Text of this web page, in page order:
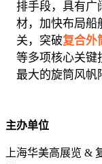
排手段，具有广
材，加快布局船
关，突破复合外
等多项核心关键
最大的旋筒风帆
主办单位
上海华美高展览 &